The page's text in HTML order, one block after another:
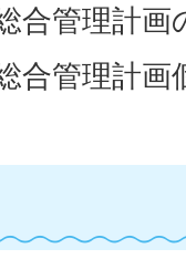
合管理計
合管理計